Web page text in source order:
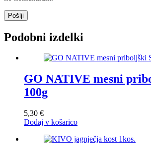
Pošlji
Podobni izdelki
GO NATIVE mesni
100g
5,30 €
Dodaj v košarico